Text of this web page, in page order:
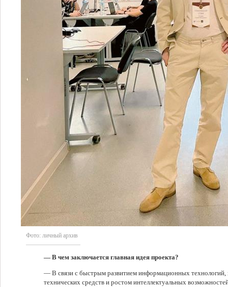
Фото: личный архив
— В чем заключается главная идея проекта?
— В связи с быстрым развитием информационных
тех­ни­чес­ких средств и ростом интеллектуальных